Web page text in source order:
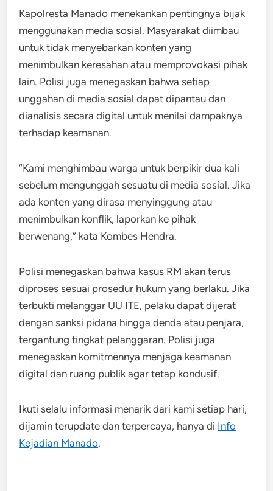
Kapolresta Manado menekankan pentingnya bijak
menggunakan media sosial. Masyarakat diimbau
untuk tidak menyebarkan konten yang
menimbulkan keresahan atau memprovokasi pihak
lain. Polisi juga menegaskan bahwa setiap
unggahan di media sosial dapat dipantau dan
dianalisis secara digital untuk menilai dampaknya
terhadap keamanan.
“Kami menghimbau warga untuk berpikir dua kali
sebelum mengunggah sesuatu di media sosial. Jika
ada konten yang dirasa menyinggung atau
menimbulkan konflik, laporkan ke pihak
berwenang,” kata Kombes Hendra.
Polisi menegaskan bahwa kasus RM akan terus
diproses sesuai prosedur hukum yang berlaku. Jika
terbukti melanggar UU ITE, pelaku dapat dijerat
dengan sanksi pidana hingga denda atau penjara,
tergantung tingkat pelanggaran. Polisi juga
menegaskan komitmennya menjaga keamanan
digital dan ruang publik agar tetap kondusif.
Ikuti selalu informasi menarik dari kami setiap hari,
dijamin terupdate dan terpercaya, hanya di Info
Kejadian Manado.